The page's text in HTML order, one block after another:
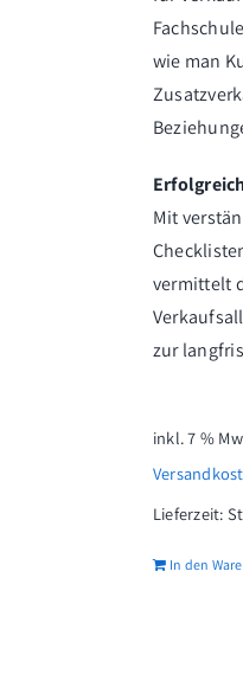
wie man
Mit
vermittelt
zur
inkl. 7 %
Lieferzeit:
In den